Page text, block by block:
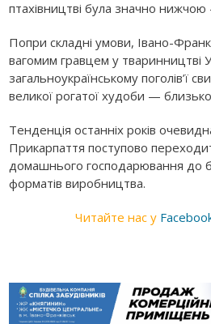
птахівництві була значно
Попри складні умови, Івано-
вагомим гравцем у тваринництві
загальноукраїнському поголів’ї
великої рогатої худоби —
Тенденція останніх років
Прикарпаття поступово
домашнього господарювання до
форматів виробництва.
Читайте нас у